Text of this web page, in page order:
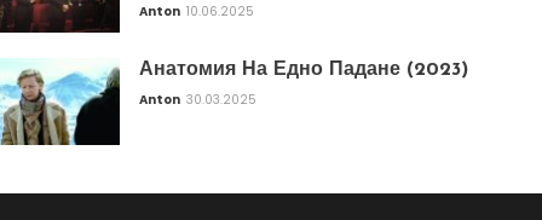
Anton 10.06.2025
Анатомия На Едно Падане (2023)
Anton 30.03.2025